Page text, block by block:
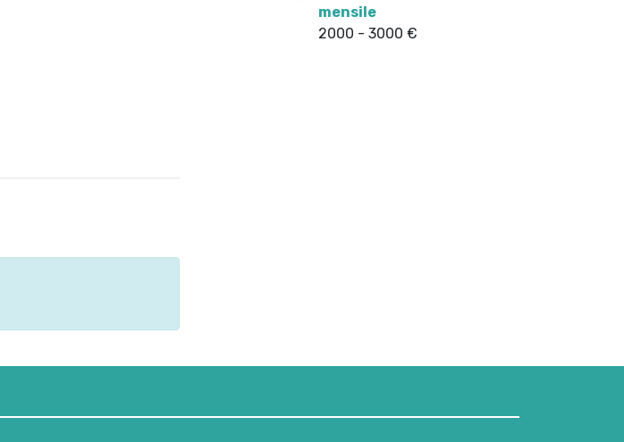
mensile
2000 - 3000 €